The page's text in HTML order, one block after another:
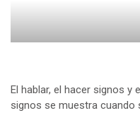
El hablar, el hacer signos y
signos se muestra cuando